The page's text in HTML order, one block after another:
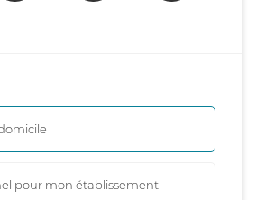
pour mon établissement